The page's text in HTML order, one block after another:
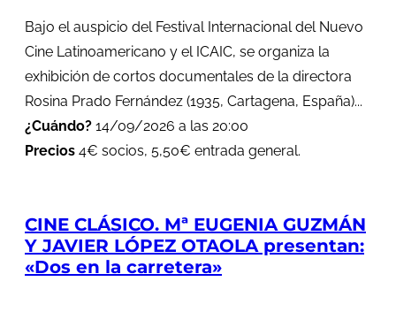
Bajo el auspicio del Festival Internacional del Nuevo
Cine Latinoamericano y el ICAIC, se organiza la
exhibición de cortos documentales de la directora
Rosina Prado Fernández (1935, Cartagena, España)...
¿Cuándo? 14/09/2026 a las 20:00
Precios 4€ socios, 5,50€ entrada general.
CINE CLÁSICO. Mª EUGENIA GUZMÁN
Y JAVIER LÓPEZ OTAOLA presentan:
«Dos en la carretera»